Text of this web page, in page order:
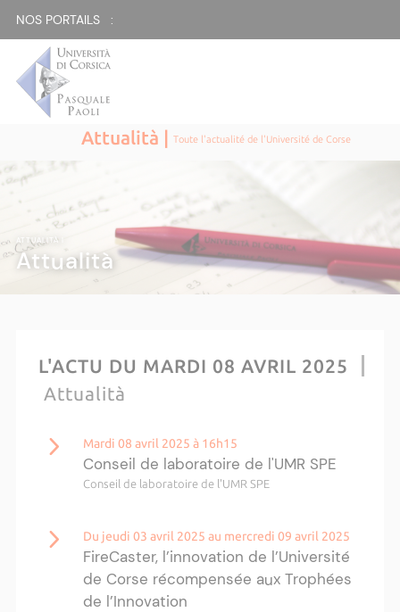
NOS PORTAILS :
Attualità |Toute l'actualité de l'Université de Corse
ATTUALITÀ |
Attualità
L'ACTU DU MARDI 08 AVRIL 2025
Attualità
Mardi 08 avril 2025 à 16h15
Conseil de laboratoire de l'UMR SPE
Conseil de laboratoire de l'UMR SPE
Du jeudi 03 avril 2025 au mercredi 09 avril 2025
FireCaster, l’innovation de l’Université
de Corse récompensée aux Trophées
de l’Innovation